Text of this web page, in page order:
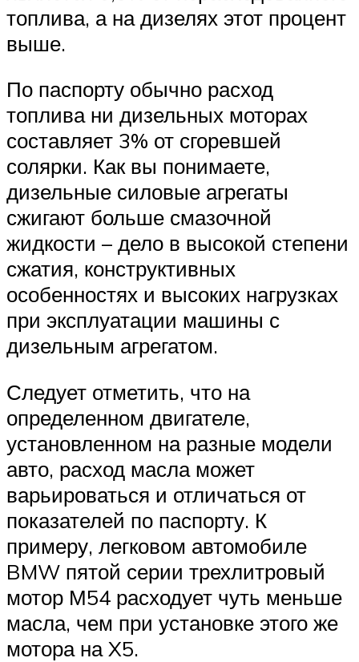
топлива, а на дизелях этот процент
выше.
По паспорту обычно расход
топлива ни дизельных моторах
составляет 3% от сгоревшей
солярки. Как вы понимаете,
дизельные силовые агрегаты
сжигают больше смазочной
жидкости – дело в высокой степени
сжатия, конструктивных
особенностях и высоких нагрузках
при эксплуатации машины с
дизельным агрегатом.
Следует отметить, что на
определенном двигателе,
установленном на разные модели
авто, расход масла может
варьироваться и отличаться от
показателей по паспорту. К
примеру, легковом автомобиле
BMW пятой серии трехлитровый
мотор М54 расходует чуть меньше
масла, чем при установке этого же
мотора на X5.